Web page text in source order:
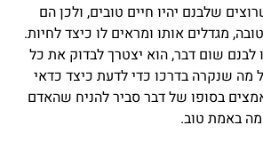
שלבנם יהיו חיים טובים, ולכן הם
מגדלים אותו ומראים לו כיצד לחיות.
לבנם שום דבר, הוא יצטרך לבדוק את כל
מה שנקרה בדרכו כדי לדעת כיצד כדאי
בסופו של דבר סביר להניח שהאדם
באמת טוב.